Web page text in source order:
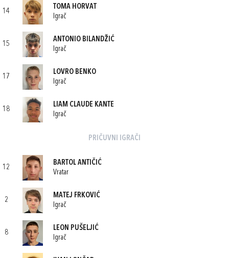
14
TOMA HORVAT
Igrač
15
ANTONIO BILANDŽIĆ
Igrač
17
LOVRO BENKO
Igrač
18
LIAM CLAUDE KANTE
Igrač
PRIČUVNI IGRAČI
12
BARTOL ANTIČIĆ
Vratar
2
MATEJ FRKOVIĆ
Igrač
8
LEON PUŠELJIĆ
Igrač